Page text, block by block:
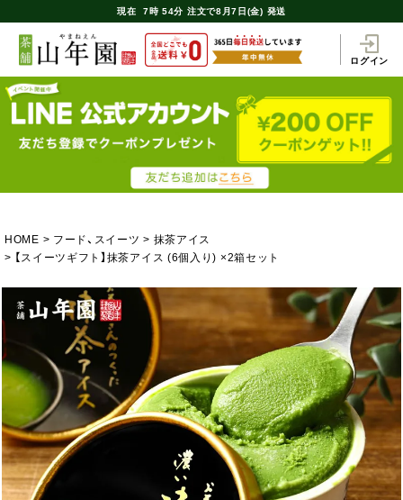
現在 7時 54分 注文で8月7日(金) 発送
ログイン
HOME フード、スイーツ
抹茶アイス
【スイーツギフト】抹茶アイス (6個入り) ×2箱セット